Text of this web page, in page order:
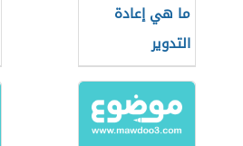
ما هي إعادة
التدوير